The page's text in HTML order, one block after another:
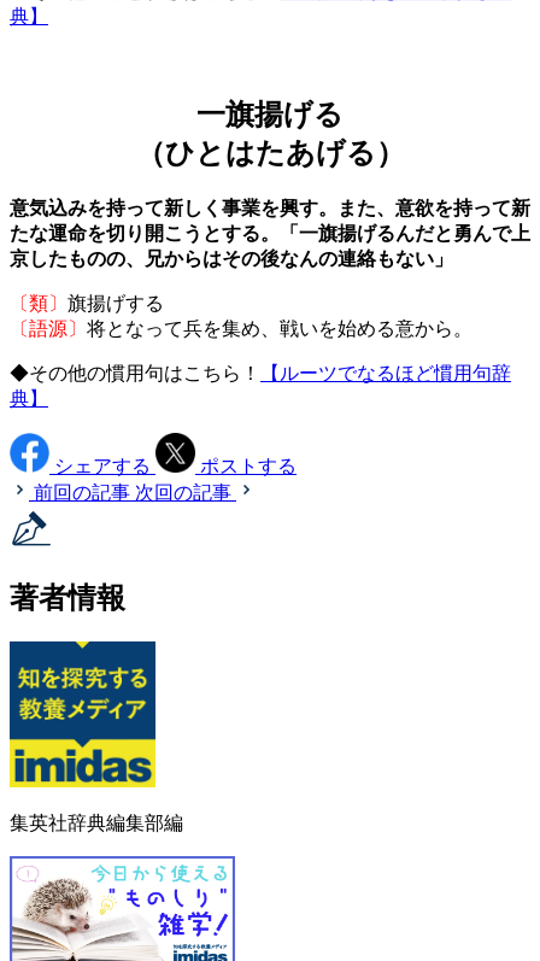
典】
一旗揚げる
（ひとはたあげる）
意気込みを持って新しく事業を興す。また、意欲を持って新
たな運命を切り開こうとする。「一旗揚げるんだと勇んで上
京したものの、兄からはその後なんの連絡もない」
〔類〕 旗揚げする
〔語源〕 将となって兵を集め、戦いを始める意から。
◆その他の慣用句はこちら！
【ルーツでなるほど慣用句辞
典】
シェアする
ポストする
前回の記事 次回の記事
著者情報
集英社辞典編集部編